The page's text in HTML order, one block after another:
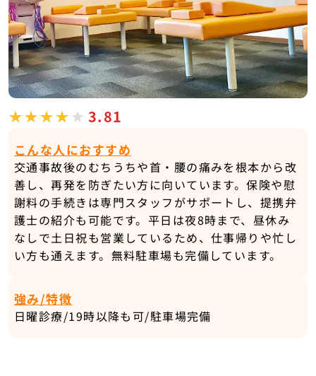
3.81
こんな人におすすめ
交通事故後のむちうちや首・腰の痛みを根本から改
善し、再発を防ぎたい方に向いています。保険や慰
謝料の手続きは専門スタッフがサポートし、提携弁
護士の紹介も可能です。平日は夜8時まで、昼休み
なしで土日祝も営業しているため、仕事帰りや忙し
い方も通えます。無料駐車場も完備しています。
強み/特徴
日曜診療/19時以降も可/駐車場完備